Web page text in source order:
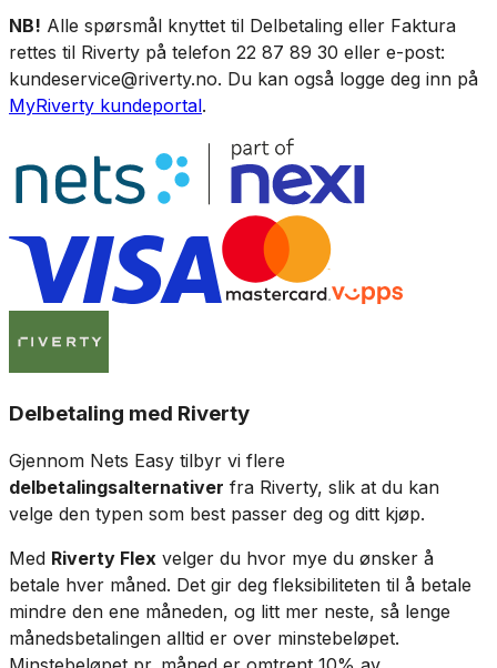
NB! Alle spørsmål knyttet til Delbetaling eller Faktura
rettes til Riverty på telefon 22 87 89 30 eller e-post:
kundeservice@riverty.no. Du kan også logge deg inn på
MyRiverty kundeportal.
Delbetaling med Riverty
Gjennom Nets Easy tilbyr vi flere
delbetalingsalternativer fra Riverty, slik at du kan
velge den typen som best passer deg og ditt kjøp.
Med Riverty Flex velger du hvor mye du ønsker å
betale hver måned. Det gir deg fleksibiliteten til å betale
mindre den ene måneden, og litt mer neste, så lenge
månedsbetalingen alltid er over minstebeløpet.